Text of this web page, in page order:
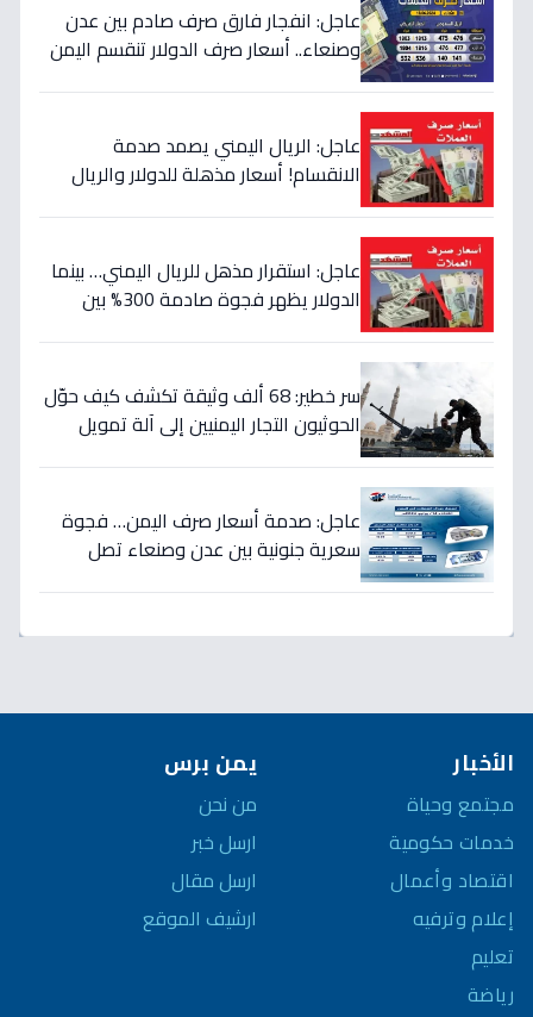
عاجل: انفجار فارق صرف صادم بين عدن
وصنعاء.. أسعار صرف الدولار تنقسم اليمن
عاجل: الريال اليمني يصمد صدمة
الانقسام! أسعار مذهلة للدولار والريال
عاجل: استقرار مذهل للريال اليمني… بينما
الدولار يظهر فجوة صادمة 300% بين
سر خطير: 68 ألف وثيقة تكشف كيف حوّل
الحوثيون التجار اليمنيين إلى آلة تمويل
عاجل: صدمة أسعار صرف اليمن… فجوة
سعرية جنونية بين عدن وصنعاء تصل
الأخبار
مجتمع وحياة
خدمات حكومية
اقتصاد وأعمال
إعلام وترفيه
تعليم
رياضة
يمن برس
من نحن
ارسل خبر
ارسل مقال
ارشيف الموقع